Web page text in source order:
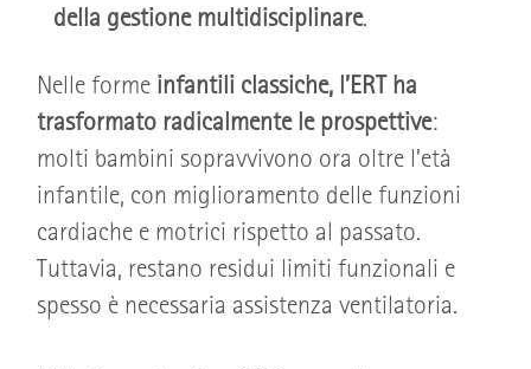
della gestione multidisciplinare.
Nelle forme infantili classiche, l’ERT ha
trasformato radicalmente le prospettive:
molti bambini sopravvivono ora oltre l’età
infantile, con miglioramento delle funzioni
cardiache e motrici rispetto al passato.
Tuttavia, restano residui limiti funzionali e
spesso è necessaria assistenza ventilatoria.